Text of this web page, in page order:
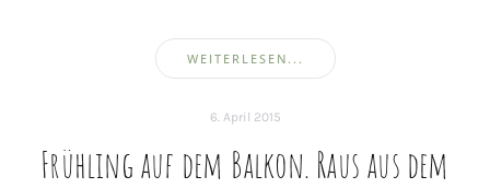
WEITERLESEN...
6. April 2015
Frühling auf dem Balkon. Raus aus dem